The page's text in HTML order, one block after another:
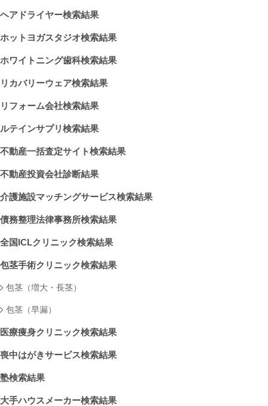
ヘアドライヤー検索結果
ホットヨガスタジオ検索結果
ホワイトニング歯科検索結果
リカバリーウェア検索結果
リフォーム会社検索結果
ルテインサプリ検索結果
不動産一括査定サイト検索結果
不動産投資会社診断結果
介護施設マッチングサービス検索結果
債務整理法律事務所検索結果
全国ICLクリニック検索結果
包茎手術クリニック検索結果
包茎（増大・長茎）
包茎（早漏）
医療痩身クリニック検索結果
喪中はがきサービス検索結果
塾検索結果
大手ハウスメーカー検索結果